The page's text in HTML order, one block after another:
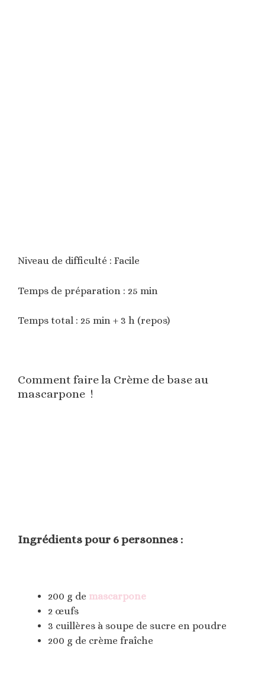
Niveau de difficulté : Facile
Temps de préparation : 25 min
Temps total : 25 min + 3 h (repos)
Comment faire la Crème de base au
mascarpone !
Ingrédients pour 6 personnes :
200 g de mascarpone
2 œufs
3 cuillères à soupe de sucre en poudre
200 g de crème fraîche